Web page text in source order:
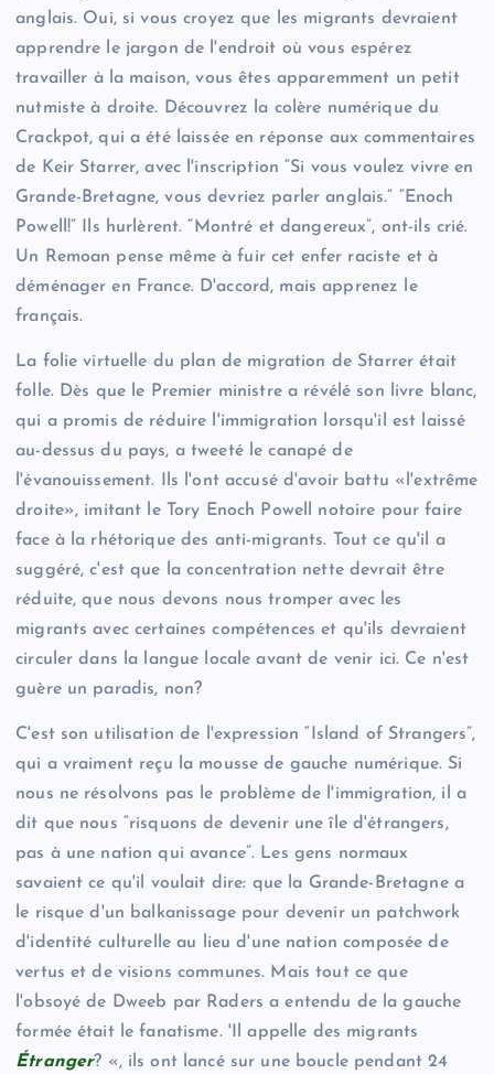
anglais. Oui, si vous croyez que les migrants devraient
apprendre le jargon de l'endroit où vous espérez
travailler à la maison, vous êtes apparemment un petit
nutmiste à droite. Découvrez la colère numérique du
Crackpot, qui a été laissée en réponse aux commentaires
de Keir Starrer, avec l'inscription “Si vous voulez vivre en
Grande-Bretagne, vous devriez parler anglais.” “Enoch
Powell!” Ils hurlèrent. “Montré et dangereux”, ont-ils crié.
Un Remoan pense même à fuir cet enfer raciste et à
déménager en France. D'accord, mais apprenez le
français.
La folie virtuelle du plan de migration de Starrer était
folle. Dès que le Premier ministre a révélé son livre blanc,
qui a promis de réduire l'immigration lorsqu'il est laissé
au-dessus du pays, a tweeté le canapé de
l'évanouissement. Ils l'ont accusé d'avoir battu «l'extrême
droite», imitant le Tory Enoch Powell notoire pour faire
face à la rhétorique des anti-migrants. Tout ce qu'il a
suggéré, c'est que la concentration nette devrait être
réduite, que nous devons nous tromper avec les
migrants avec certaines compétences et qu'ils devraient
circuler dans la langue locale avant de venir ici. Ce n'est
guère un paradis, non?
C'est son utilisation de l'expression “Island of Strangers”,
qui a vraiment reçu la mousse de gauche numérique. Si
nous ne résolvons pas le problème de l'immigration, il a
dit que nous “risquons de devenir une île d'étrangers,
pas à une nation qui avance”. Les gens normaux
savaient ce qu'il voulait dire: que la Grande-Bretagne a
le risque d'un balkanissage pour devenir un patchwork
d'identité culturelle au lieu d'une nation composée de
vertus et de visions communes. Mais tout ce que
l'obsoyé de Dweeb par Raders a entendu de la gauche
formée était le fanatisme. 'Il appelle des migrants
Étranger? «, ils ont lancé sur une boucle pendant 24